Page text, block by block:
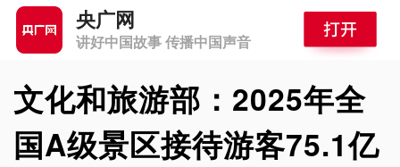
央广网
讲好中国故事 传播中国声音
文化和旅游部：2025年全
国A级景区接待游客75.1亿